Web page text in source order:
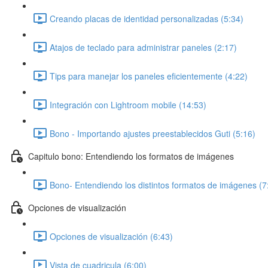
Creando placas de identidad personalizadas (5:34)
Atajos de teclado para administrar paneles (2:17)
Tips para manejar los paneles eficientemente (4:22)
Integración con Lightroom mobile (14:53)
Bono - Importando ajustes preestablecidos Guti (5:16)
Capitulo bono: Entendiendo los formatos de imágenes
Bono- Entendiendo los distintos formatos de imágenes
Opciones de visualización
Opciones de visualización (6:43)
Vista de cuadricula (6:00)